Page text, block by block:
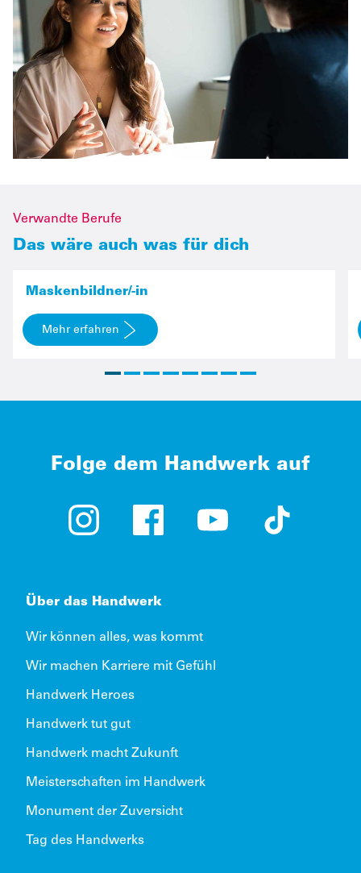
Verwandte Berufe
Das wäre auch was für dich
Maskenbildner/-in
Mehr erfahren
Folge dem Handwerk auf
Instagram (öffnet in neuem Tab)
Facebook (öffnet in neuem Tab)
YouTube (öffnet in
TikTok
Über das Handwerk
Wir können alles, was kommt
Wir machen Karriere mit Gefühl
Handwerk Heroes
Handwerk tut gut
Handwerk macht Zukunft
Meisterschaften im Handwerk
Monument der Zuversicht
Tag des Handwerks